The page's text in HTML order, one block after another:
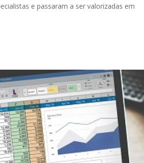
e passaram a ser valorizadas em